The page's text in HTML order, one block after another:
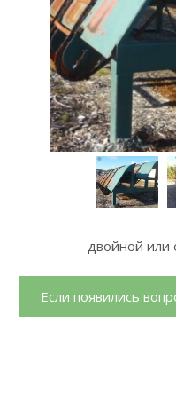
двойной или
Если появились